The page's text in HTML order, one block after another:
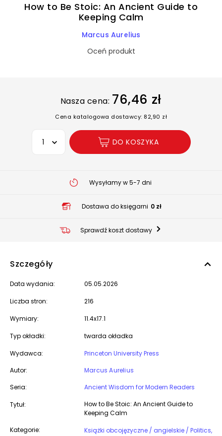
How to Be Stoic: An Ancient Guide to
Keeping Calm
Marcus Aurelius
Oceń produkt
Nasza cena: 76,46 zł
Cena katalogowa dostawcy: 82,90 zł
Wybierz opcję
DO KOSZYKA
Wysyłamy w 5-7 dni
Dostawa do księgarni 0 zł
Sprawdź koszt dostawy
Szczegóły
Data wydania: 05.05.2026
Liczba stron: 216
Wymiary: 11.4x17.1
Typ okładki: twarda okładka
Wydawca:
Princeton University Press
Autor:
Marcus Aurelius
Seria:
Ancient Wisdom for Modern Readers
Tytuł:
How to Be Stoic: An Ancient Guide to
Keeping Calm
Kategorie:
Książki obcojęzyczne / angielskie / Politics,